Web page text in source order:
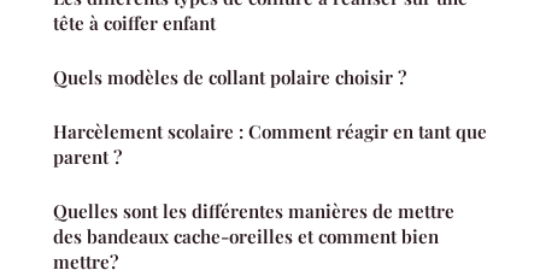
tête à coiffer enfant
Quels modèles de collant polaire choisir ?
Harcèlement scolaire : Comment réagir en tant que
parent ?
Quelles sont les différentes manières de mettre
des bandeaux cache-oreilles et comment bien
mettre?